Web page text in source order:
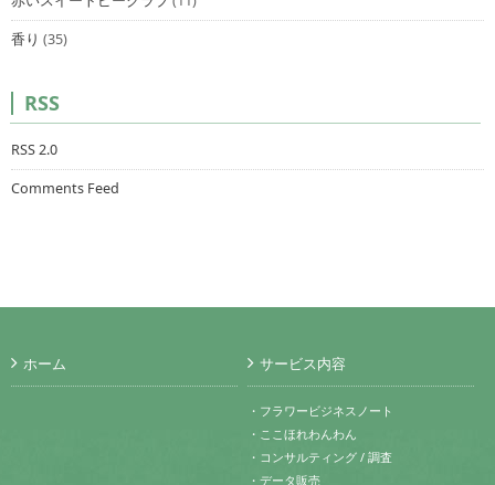
香り (35)
RSS
RSS 2.0
Comments Feed
ホーム サービス内容
・フラワービジネスノート
・ここほれわんわん
・コンサルティング / 調査
・データ販売